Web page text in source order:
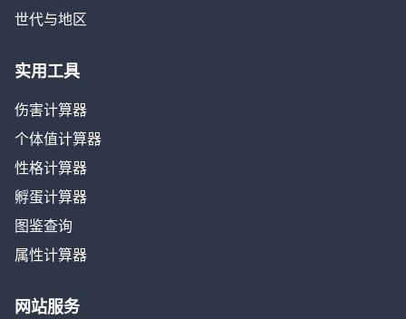
世代与地区
实用工具
伤害计算器
个体值计算器
性格计算器
孵蛋计算器
图鉴查询
属性计算器
网站服务